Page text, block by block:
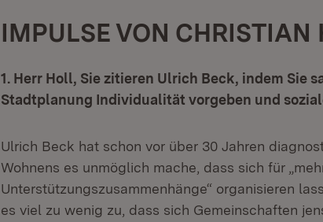
IMPULSE VON CHRISTIAN
1. Herr Holl, Sie zitieren Ulrich Beck, indem Sie
Stadtplanung Individualität vorgeben und
Ulrich Beck hat schon vor über 30 Jahren
Wohnens es unmöglich mache, dass sich für
Unterstützungszusammenhänge“ organisieren
es viel zu wenig zu, dass sich Gemeinschaften